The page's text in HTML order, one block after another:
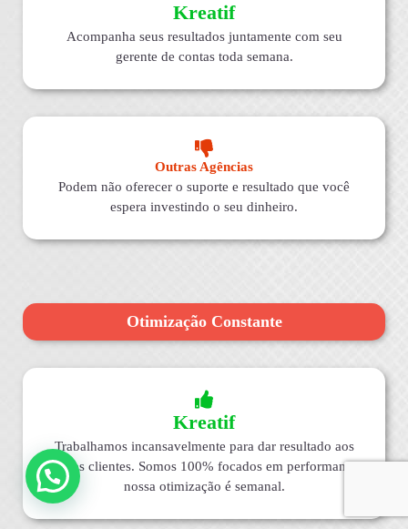
Kreatif
Acompanha seus resultados juntamente com seu
gerente de contas toda semana.
Outras Agências
Podem não oferecer o suporte e resultado que você
espera investindo o seu dinheiro.
Otimização Constante
Kreatif
Trabalhamos incansavelmente para dar resultado aos
nossos clientes. Somos 100% focados em performance,
nossa otimização é semanal.